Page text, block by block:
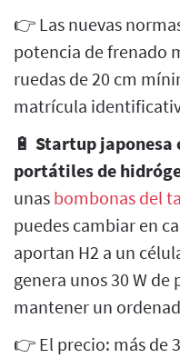
👉 Las nuevas
potencia de frenado
ruedas de 20 cm
matrícula
🔋 Startup japonesa
portátiles de
unas bombonas del
puedes cambiar en
aportan H2 a un
genera unos 30 W
mantener un
👉 El precio: más de